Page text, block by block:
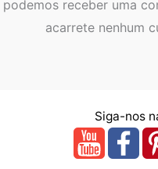
podemos receber uma
acarrete nenhum
Siga-nos